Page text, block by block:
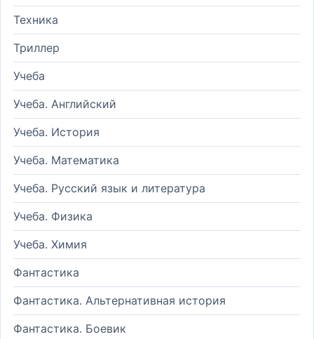
Техника
Триллер
Учеба
Учеба. Английский
Учеба. История
Учеба. Математика
Учеба. Русский язык и литература
Учеба. Физика
Учеба. Химия
Фантастика
Фантастика. Альтернативная история
Фантастика. Боевик